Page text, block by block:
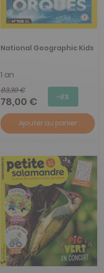
National Geographic Kids
1 an
83,30 €
78,00 € -6%
Ajouter au panier